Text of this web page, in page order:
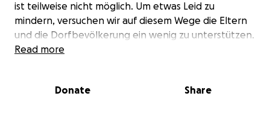
ist teilweise nicht möglich. Um etwas Leid zu
mindern, versuchen wir auf diesem Wege die Eltern
und die Dorfbevölkerung ein wenig zu unterstützen.
Wer uns dabei unterstützen kann und sei es nur das
Read more
Donate Share